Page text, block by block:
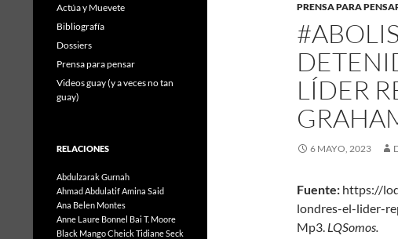
PRENSA PARA
LÍDER
6 MAYO, 2023
Fuente: https://
londres-el-
Mp3.
Actúa y Muevete
Bibliografía
Dossiers
Prensa para pensar
Videos guay (y a veces no tan
guay)
RELACIONES
Abdulzarak Gurnah
Ahmad AbdulatifAmina Said
Ana Belen Montes
Anne Laure Bonnel Bai T. Moore
Black MangoCheick Tidiane Seck